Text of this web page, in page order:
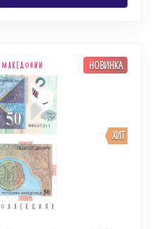
ХИТ
НОВИНКА